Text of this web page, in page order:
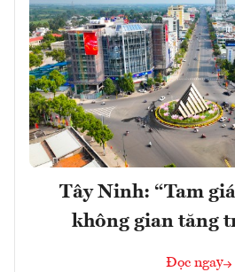
Tây Ninh: “Tam
không gian tăng
Đọc ngay